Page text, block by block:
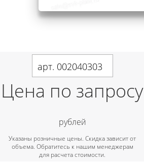
арт. 002040303
Цена по запросу
рублей
Указаны розничные цены. Скидка зависит от
объема. Обратитесь к нашим менеджерам
для расчета стоимости.